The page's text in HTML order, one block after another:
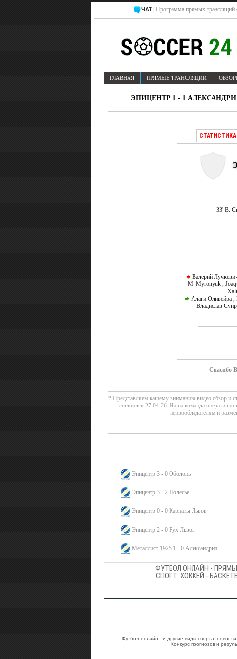
ЧАТ | Программа прямых трансляций
ГЛАВНАЯ ПРЯМЫЕ ТРАНСЛЯЦИИ
ЭПИЦЕНТР 1 - 1
33' В.
Валерий
M. Myronyuk ,
Алаги Оливейра ,
Владислав
Спасибо
* Представляем вашему вниманию видео обзор и
состоялся 27-04-26. Наша команда
первообладателям и
Эпицентр 3 - 0 Оболонь
Эпицентр 3 - 2 Полесье
Эпицентр 0 - 0 Карпаты Львов
Эпицентр 2 - 0 Рух Львов
Металлист 1925 1 - 0 Александрия
ФУТБОЛ ОНЛАЙН -
СПОРТ: ХОККЕЙ -
Футбол онлайн - и другие виды спорта:
Конкурс прогнозов и